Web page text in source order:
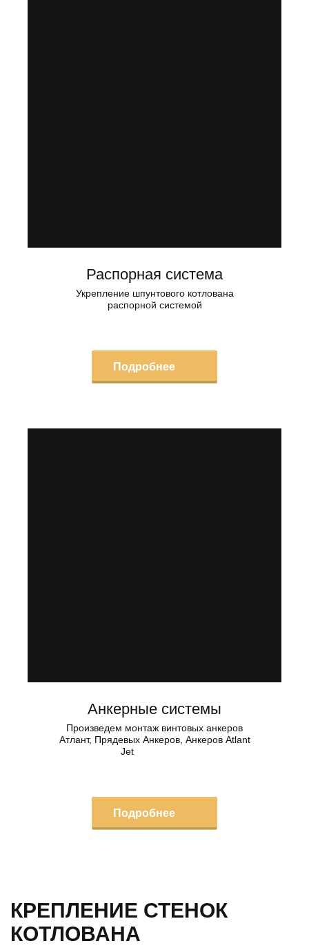
Распорная система
Укрепление шпунтового котлована
распорной системой
Подробнее
Анкерные системы
Произведем монтаж винтовых анкеров
Атлант, Прядевых Анкеров, Анкеров Atlant
Jet
Подробнее
КРЕПЛЕНИЕ СТЕНОК
КОТЛОВАНА